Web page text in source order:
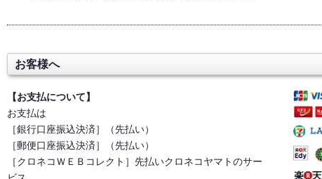
お客様へ
【お支払について】
お支払は
［銀行口座振込決済］（先払い）
［郵便口座振込決済］（先払い）
［クロネコＷＥＢコレクト］先払いクロネコヤマトのサー